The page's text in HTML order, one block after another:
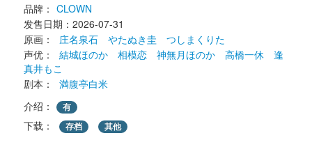
品牌： CLOWN
发售日期：2026-07-31
原画：
庄名泉石 やたぬき圭
つしまくりた
声优：
結城ほのか 相模恋 神無月ほのか 高橋一休
逢
真井もこ
剧本：
満腹亭白米
介绍：
有
下载： 存档 其他